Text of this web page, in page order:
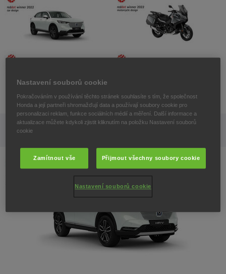
Nastavení souborů cookie
Pokračováním v používání těchto stránek souhlasíte s tím, že společnost
Honda a její partneři shromažďují data a používají soubory cookie pro
personalizaci reklam, funkce sociálních médií a měření. Další informace a
aktualizace můžete kdykoli zjistit kliknutím na položku Nastavení souborů
cookie
Zamítnout vše Přijmout všechny soubory cookie
Nastavení souborů cookie